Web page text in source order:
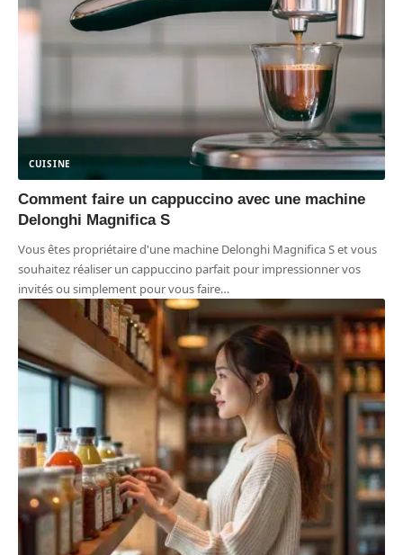
CUISINE
Comment faire un cappuccino avec une machine
Delonghi Magnifica S
Vous êtes propriétaire d'une machine Delonghi Magnifica S et vous
souhaitez réaliser un cappuccino parfait pour impressionner vos
invités ou simplement pour vous faire…